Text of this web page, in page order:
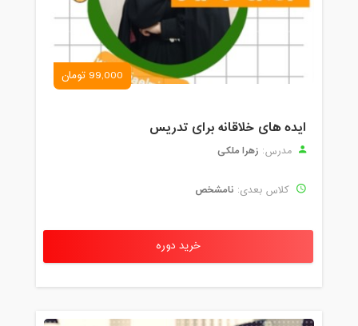
99,000 تومان
ایده های خلاقانه برای تدریس
مدرس: زهرا ملکی
کلاس بعدی: نامشخص
خرید دوره